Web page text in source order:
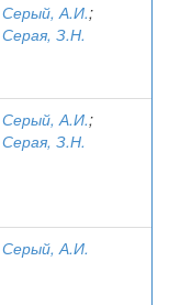
Серый, А.И.;
Серая, З.Н.
Серый, А.И.;
Серая, З.Н.
Серый, А.И.